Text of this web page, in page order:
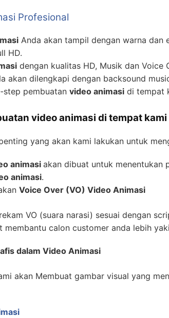
Profesional
Anda akan tampil dengan warna
HD.
dengan kualitas HD, Musik dan Voice
akan dilengkapi dengan backsound
step pembuatan video animasi di tempat
video animasi di tempat kami
yang akan kami lakukan untuk
animasi akan dibuat untuk menentukan
animasi.
Voice Over (VO) Video Animasi
VO (suara narasi) sesuai dengan
membantu calon customer anda lebih
dalam Video Animasi
akan Membuat gambar visual yang